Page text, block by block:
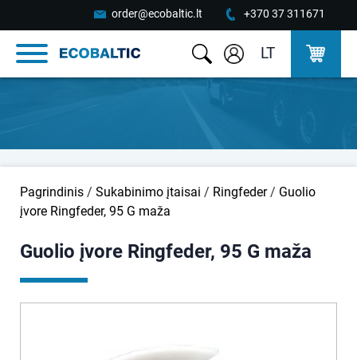
order@ecobaltic.lt +370 37 311671
LT
Pagrindinis / Sukabinimo įtaisai / Ringfeder/ Guolio
įvore Ringfeder, 95 G maža
Guolio įvore Ringfeder, 95 G maža